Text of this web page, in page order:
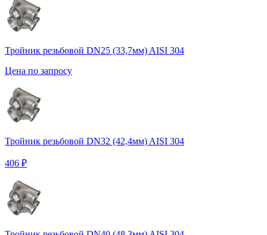
Тройник резьбовой DN25 (33,7мм) AISI 304
Цена по запросу
Тройник резьбовой DN32 (42,4мм) AISI 304
406 ₽